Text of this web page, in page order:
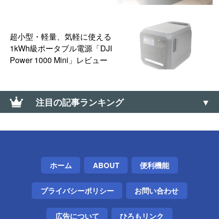
超小型・軽量、気軽に使える
1kWh級ポータブル電源「DJI
Power 1000 Mini」レビュー
注目の記事ランキング
Telegramアカウントを削除する方法
USB Type C&rarr;Bへの変換アダプタ製品がほとん
ホーム ABOUT 便利機能
プライバシーポリシー お問い合わせ
広告について ひろもリンク